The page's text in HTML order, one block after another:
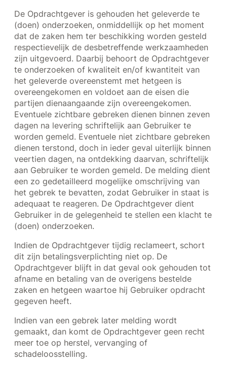
De Opdrachtgever is gehouden het geleverde te
(doen) onderzoeken, onmiddellijk op het moment
dat de zaken hem ter beschikking worden gesteld
respectievelijk de desbetreffende werkzaamheden
zijn uitgevoerd. Daarbij behoort de Opdrachtgever
te onderzoeken of kwaliteit en/of kwantiteit van
het geleverde overeenstemt met hetgeen is
overeengekomen en voldoet aan de eisen die
partijen dienaangaande zijn overeengekomen.
Eventuele zichtbare gebreken dienen binnen zeven
dagen na levering schriftelijk aan Gebruiker te
worden gemeld. Eventuele niet zichtbare gebreken
dienen terstond, doch in ieder geval uiterlijk binnen
veertien dagen, na ontdekking daarvan, schriftelijk
aan Gebruiker te worden gemeld. De melding dient
een zo gedetailleerd mogelijke omschrijving van
het gebrek te bevatten, zodat Gebruiker in staat is
adequaat te reageren. De Opdrachtgever dient
Gebruiker in de gelegenheid te stellen een klacht te
(doen) onderzoeken.
Indien de Opdrachtgever tijdig reclameert, schort
dit zijn betalingsverplichting niet op. De
Opdrachtgever blijft in dat geval ook gehouden tot
afname en betaling van de overigens bestelde
zaken en hetgeen waartoe hij Gebruiker opdracht
gegeven heeft.
Indien van een gebrek later melding wordt
gemaakt, dan komt de Opdrachtgever geen recht
meer toe op herstel, vervanging of
schadeloosstelling.